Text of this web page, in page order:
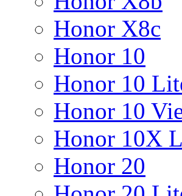
Honor X8c
Honor 10
Honor 10
Honor 10
Honor 10X
Honor 20